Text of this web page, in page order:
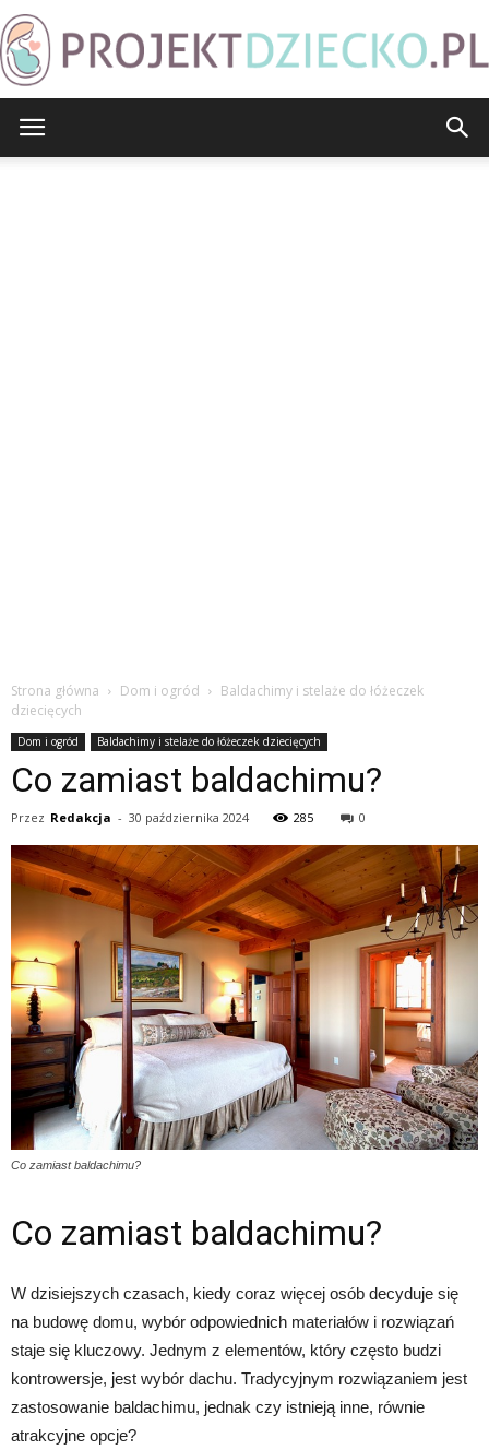
Strona główna Dom i ogród
Baldachimy i stelaże do łóżeczek
dziecięcych
Dom i ogród Baldachimy i stelaże do łóżeczek dziecięcych
Co zamiast baldachimu?
Przez Redakcja - 30 października 2024 285 0
Co zamiast baldachimu?
Co zamiast baldachimu?
W dzisiejszych czasach, kiedy coraz więcej osób decyduje się
na budowę domu, wybór odpowiednich materiałów i rozwiązań
staje się kluczowy. Jednym z elementów, który często budzi
kontrowersje, jest wybór dachu. Tradycyjnym rozwiązaniem jest
zastosowanie baldachimu, jednak czy istnieją inne, równie
atrakcyjne opcje?